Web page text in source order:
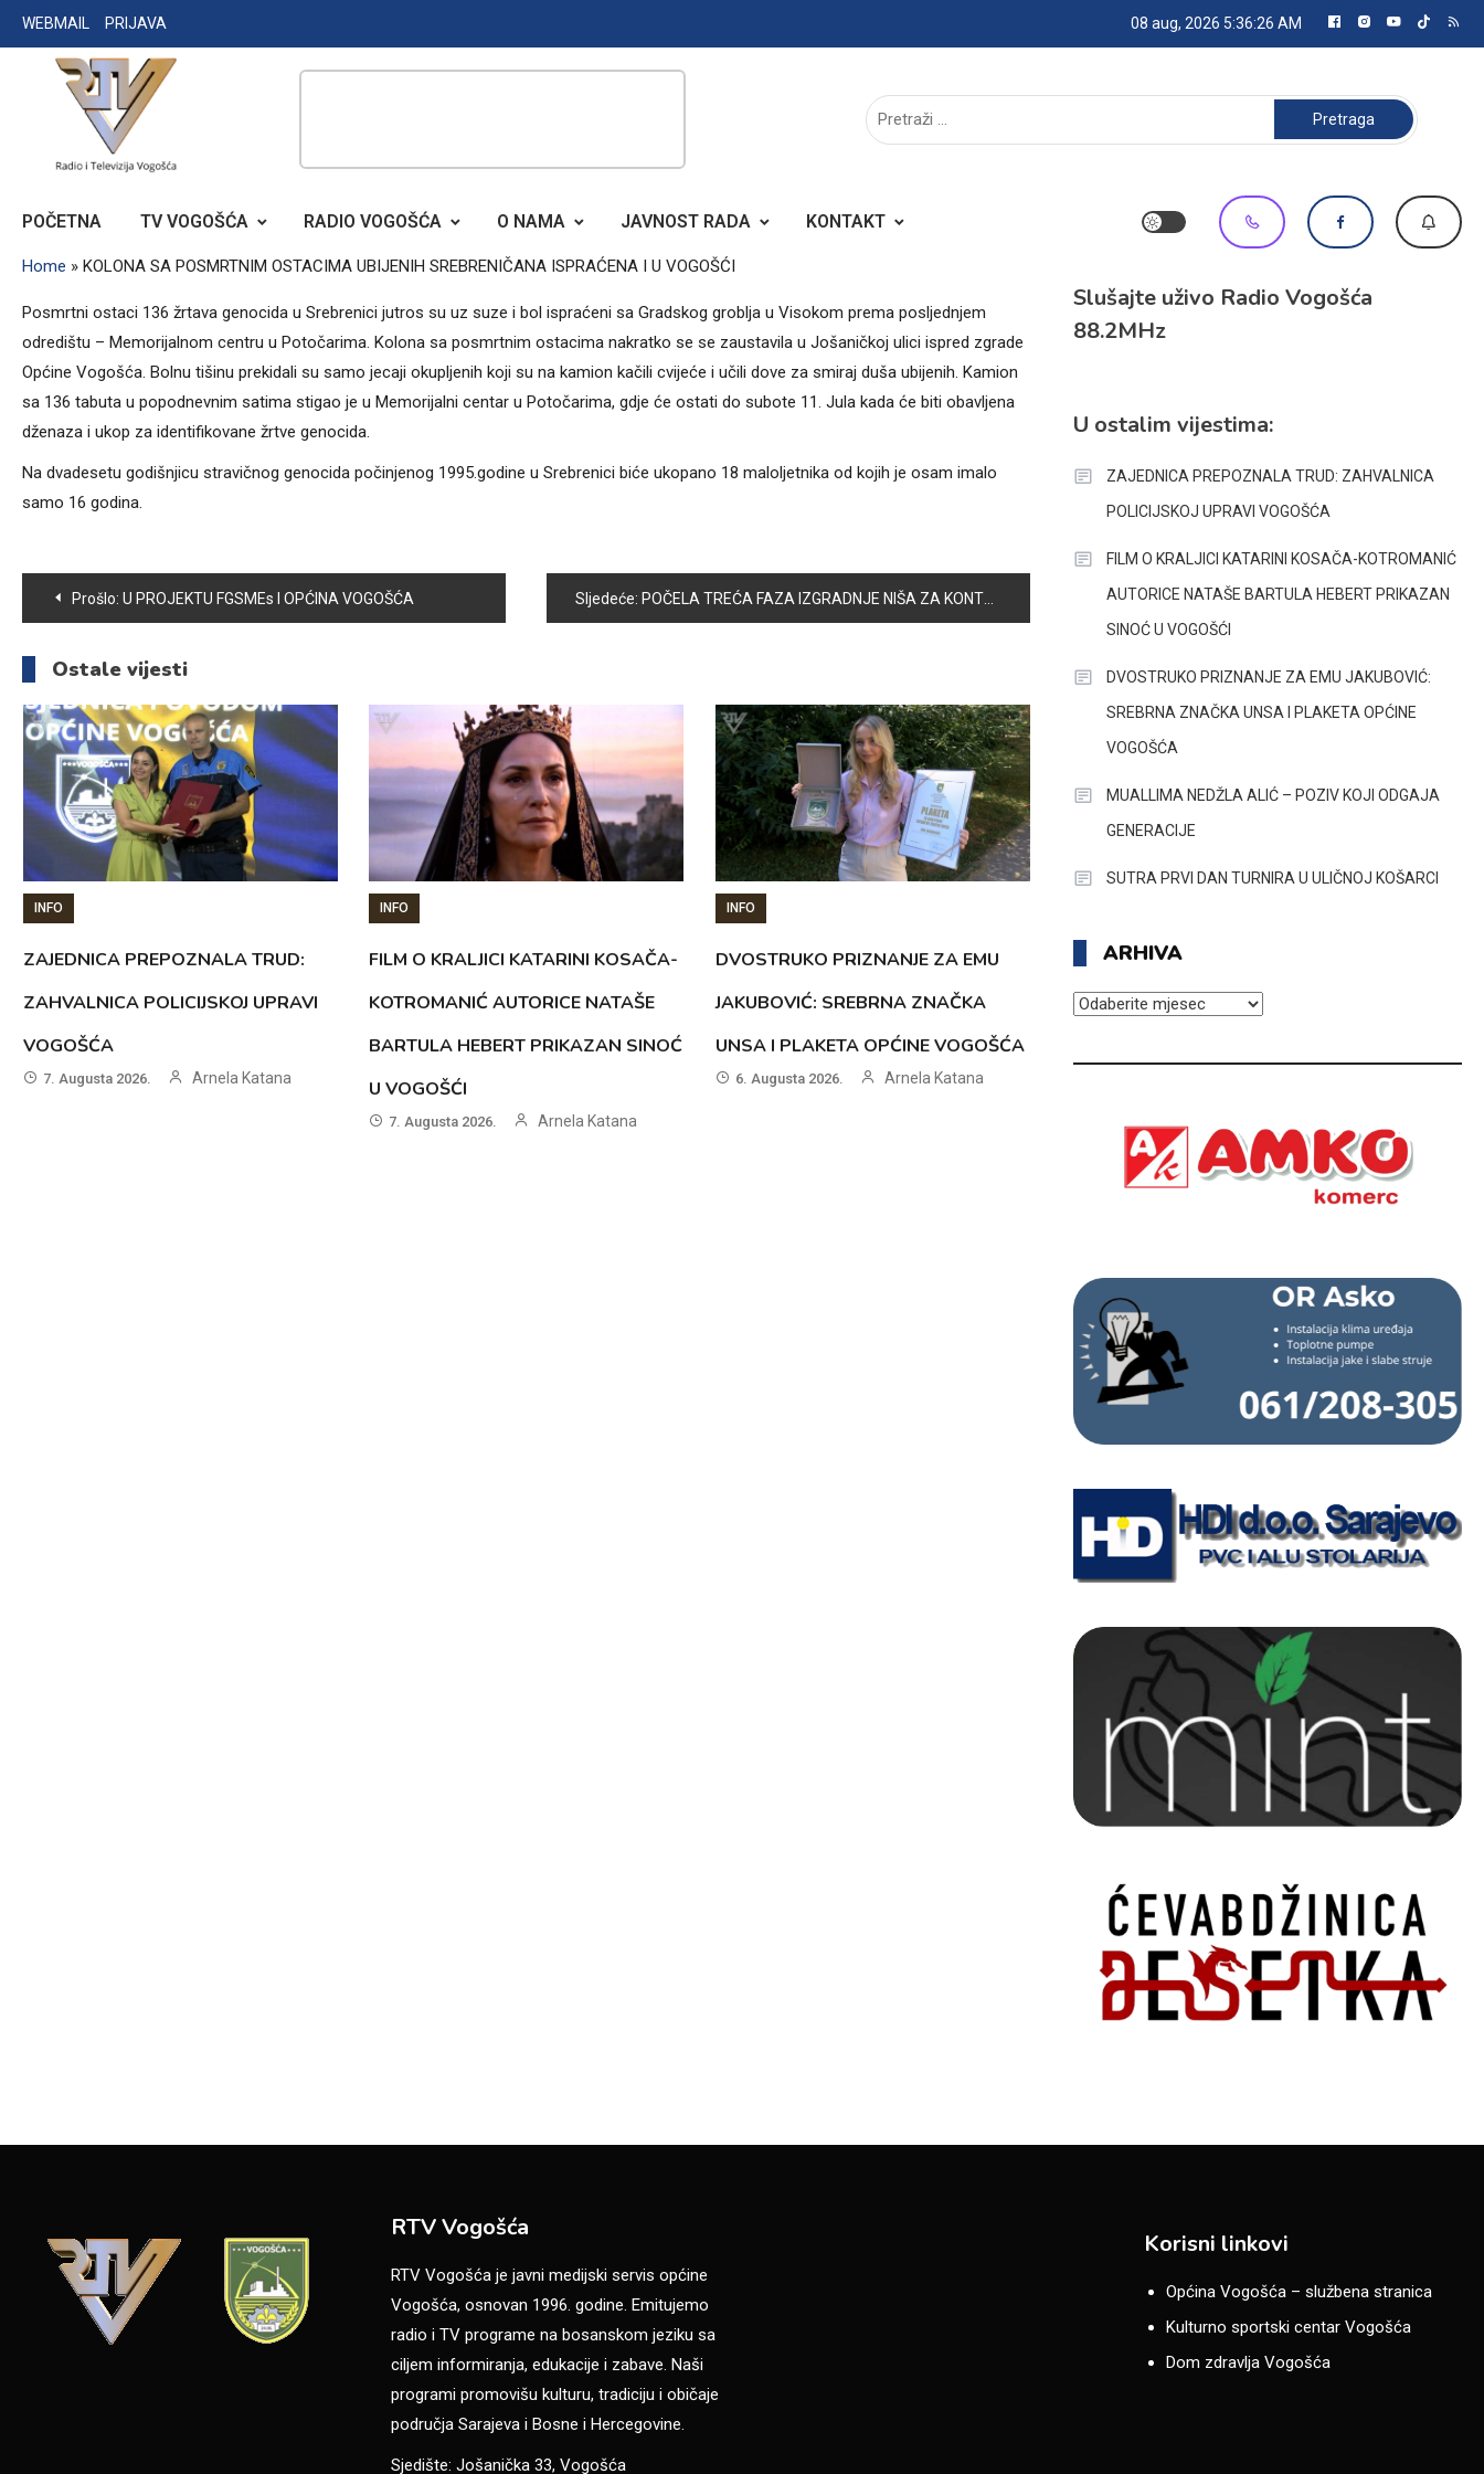
Skip
to
WEBMAIL PRIJAVA 08 aug, 2026 5:36:26 AM
RADIO TELEVIZIJA VOGOŠĆA
Pretraga:
POČETNA TV VOGOŠĆA RADIO VOGOŠĆA O NAMA JAVNOST RADA KONTAKT
Home » KOLONA SA POSMRTNIM OSTACIMA UBIJENIH SREBRENIČANA ISPRAĆENA I U VOGOŠĆI
Posmrtni ostaci 136 žrtava genocida u Srebrenici jutros su uz suze i bol ispraćeni sa Gradskog groblja u Visokom prema posljednjem
odredištu – Memorijalnom centru u Potočarima. Kolona sa posmrtnim ostacima nakratko se se zaustavila u Jošaničkoj ulici ispred zgrade
Općine Vogošća. Bolnu tišinu prekidali su samo jecaji okupljenih koji su na kamion kačili cvijeće i učili dove za smiraj duša ubijenih. Kamion
sa 136 tabuta u popodnevnim satima stigao je u Memorijalni centar u Potočarima, gdje će ostati do subote 11. Jula kada će biti obavljena
dženaza i ukop za identifikovane žrtve genocida.
Na dvadesetu godišnjicu stravičnog genocida počinjenog 1995.godine u Srebrenici biće ukopano 18 maloljetnika od kojih je osam imalo
samo 16 godina.
Navigacija
članaka
Prošlo: U PROJEKTU FGSMEs I OPĆINA VOGOŠĆA Sljedeće: POČELA TREĆA FAZA IZGRADNJE NIŠA ZA KONTEJNERE
Ostale vijesti
INFO
ZAJEDNICA PREPOZNALA TRUD:
ZAHVALNICA POLICIJSKOJ UPRAVI
VOGOŠĆA
7. Augusta 2026. Arnela Katana
INFO
FILM O KRALJICI KATARINI KOSAČA-
KOTROMANIĆ AUTORICE NATAŠE
BARTULA HEBERT PRIKAZAN SINOĆ
U VOGOŠĆI
7. Augusta 2026. Arnela Katana
INFO
DVOSTRUKO PRIZNANJE ZA EMU
JAKUBOVIĆ: SREBRNA ZNAČKA
UNSA I PLAKETA OPĆINE VOGOŠĆA
6. Augusta 2026. Arnela Katana
Slušajte uživo Radio Vogošća
88.2MHz
U ostalim vijestima:
ZAJEDNICA PREPOZNALA TRUD: ZAHVALNICA
POLICIJSKOJ UPRAVI VOGOŠĆA
FILM O KRALJICI KATARINI KOSAČA-KOTROMANIĆ
AUTORICE NATAŠE BARTULA HEBERT PRIKAZAN
SINOĆ U VOGOŠĆI
DVOSTRUKO PRIZNANJE ZA EMU JAKUBOVIĆ:
SREBRNA ZNAČKA UNSA I PLAKETA OPĆINE
VOGOŠĆA
MUALLIMA NEDŽLA ALIĆ – POZIV KOJI ODGAJA
GENERACIJE
SUTRA PRVI DAN TURNIRA U ULIČNOJ KOŠARCI
ARHIVA
ARHIVA
RTV Vogošća
RTV Vogošća je javni medijski servis općine
Vogošća, osnovan 1996. godine. Emitujemo
radio i TV programe na bosanskom jeziku sa
ciljem informiranja, edukacije i zabave. Naši
programi promovišu kulturu, tradiciju i običaje
područja Sarajeva i Bosne i Hercegovine.
Sjedište: Jošanička 33, Vogošća
Korisni linkovi
Općina Vogošća – službena stranica
Kulturno sportski centar Vogošća
Dom zdravlja Vogošća